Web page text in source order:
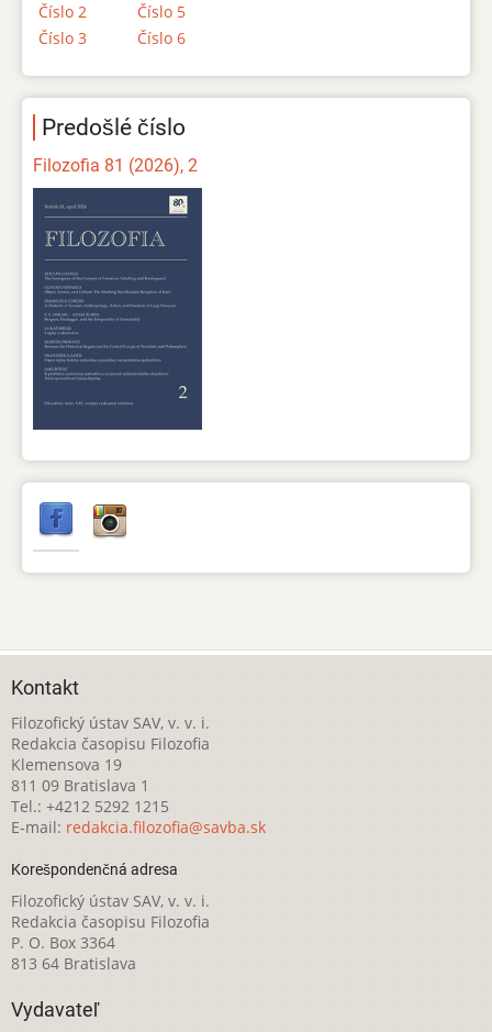
Číslo 2
Číslo 3
Číslo 5
Číslo 6
Predošlé číslo
Filozofia 81 (2026), 2
Kontakt
Filozofický ústav SAV, v. v. i.
Redakcia časopisu Filozofia
Klemensova 19
811 09 Bratislava 1
Tel.: +4212 5292 1215
E-mail: redakcia.filozofia@savba.sk
Korešpondenčná adresa
Filozofický ústav SAV, v. v. i.
Redakcia časopisu Filozofia
P. O. Box 3364
813 64 Bratislava
Vydavateľ